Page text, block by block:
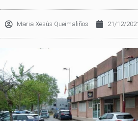
Maria Xesús Queimaliños 21/12/